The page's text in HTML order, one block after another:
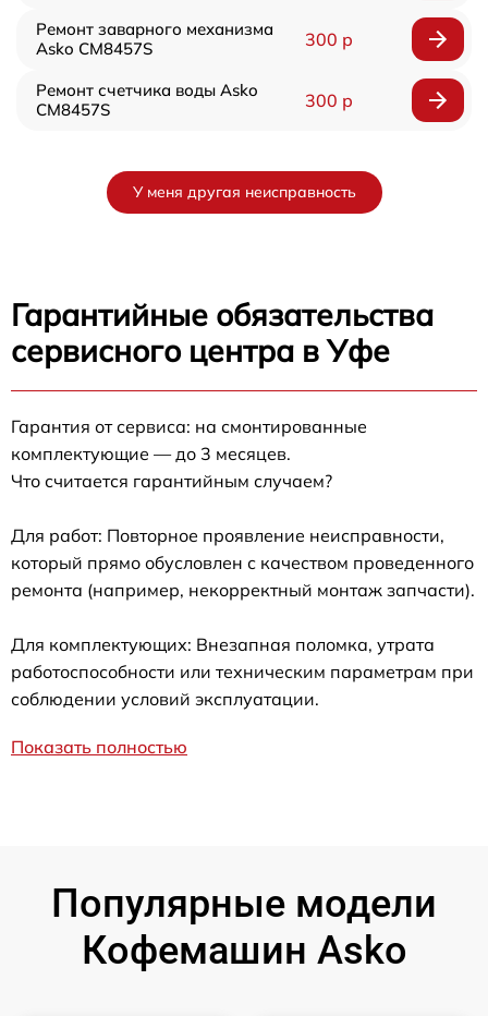
Ремонт заварного механизма
Asko CM8457S
300 р
Ремонт счетчика воды Asko
CM8457S
300 р
У меня другая неисправность
Гарантийные обязательства
сервисного центра в Уфе
Гарантия от сервиса: на смонтированные
комплектующие — до 3 месяцев.
Что считается гарантийным случаем?
Для работ: Повторное проявление неисправности,
который прямо обусловлен с качеством проведенного
ремонта (например, некорректный монтаж запчасти).
Для комплектующих: Внезапная поломка, утрата
работоспособности или техническим параметрам при
соблюдении условий эксплуатации.
Показать полностью
Популярные модели
Кофемашин Asko